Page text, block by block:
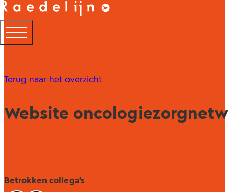
Terug naar het overzicht
Website
Betrokken collega's